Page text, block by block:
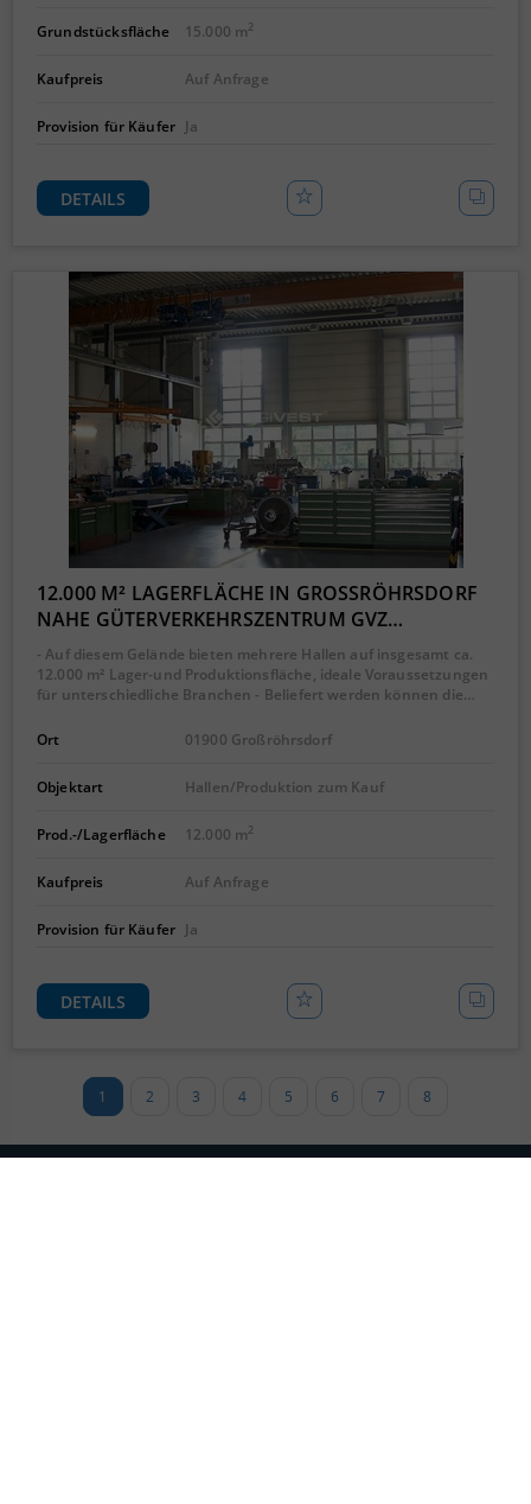
Grundstücksfläche 15.000 m2
Kaufpreis Auf Anfrage
Provision für Käufer Ja
DETAILS
12.000 M² LAGERFLÄCHE IN GROSSRÖHRSDORF N
AHE GÜTERVERKEHRSZENTRUM GVZ…
- Auf diesem Gelände bieten mehrere Hallen auf insgesamt ca.
12.000 m² Lager-und Produktionsfläche, ideale Voraussetzungen
für unterschiedliche Branchen - Beliefert werden können die…
Ort 01900 Großröhrsdorf
Objektart Hallen/Produktion zum Kauf
Prod.-/Lagerfläche 12.000 m2
Kaufpreis Auf Anfrage
Provision für Käufer Ja
DETAILS
1 2 3 4 5 6 7 8